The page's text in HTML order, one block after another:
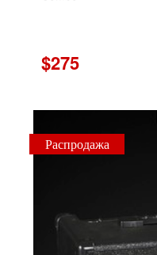
$275
Распродажа